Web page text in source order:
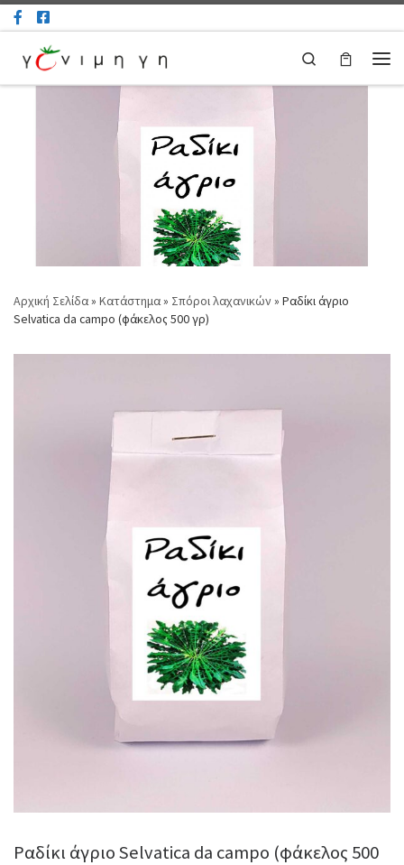
Μετάβαση στο περιεχόμενο
Search
Αρχική Σελίδα» Κατάστημα» Σπόροι λαχανικών» Ραδίκι άγριο
Selvatica da campo (φάκελος 500 γρ)
Ραδίκι άγριο Selvatica da campo (φάκελος 500